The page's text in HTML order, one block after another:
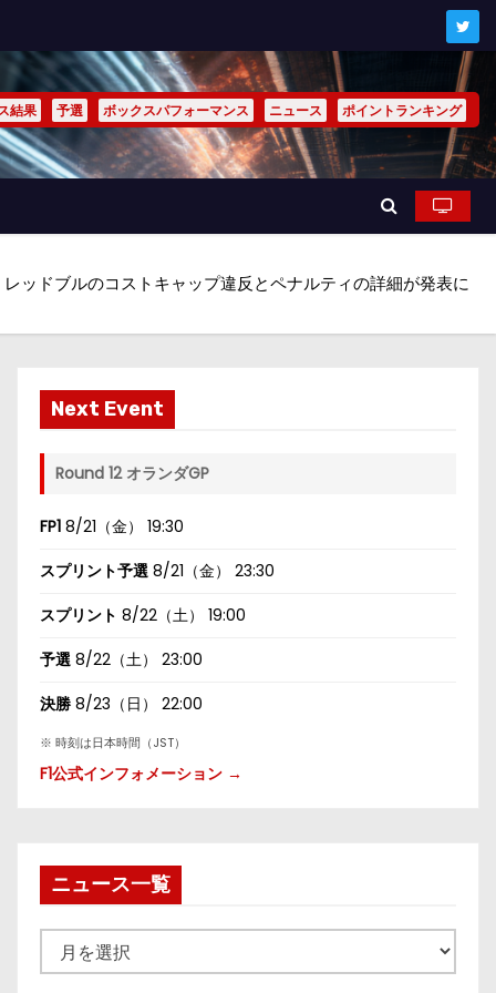
結果 予選 ボックスパフォーマンス ニュース ポイントランキング
レッドブルのコストキャップ違反とペナルティの詳細が発表に
Next Event
Round 12 オランダGP
FP1 8/21（金） 19:30
スプリント予選 8/21（金） 23:30
スプリント 8/22（土） 19:00
予選 8/22（土） 23:00
決勝 8/23（日） 22:00
※ 時刻は日本時間（JST）
F1公式インフォメーション →
ニュース一覧
ュ